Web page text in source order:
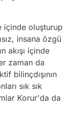
içinde oluşturup
insana özgü
akışı içinde
zaman da
bilinçdışının
sık sık
Korur'da da